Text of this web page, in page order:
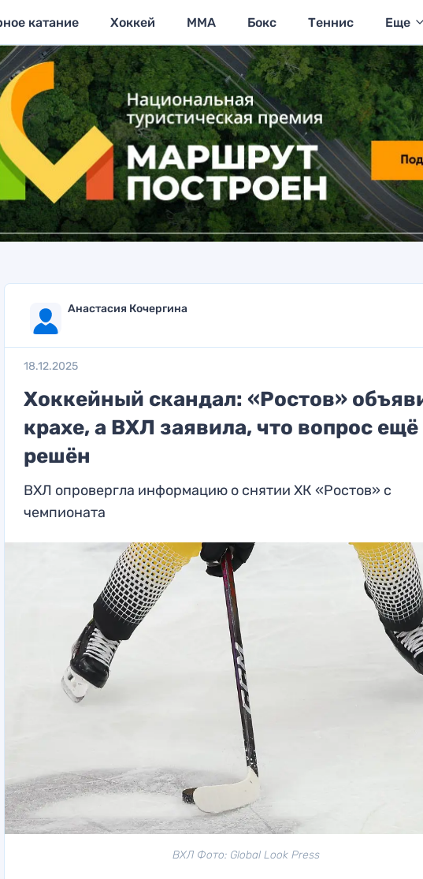
катание Хоккей MMA Бокс Теннис Еще
Анастасия Кочергина
18.12.2025
Хоккейный скандал: «Ростов»
крахе, а ВХЛ заявила, что вопрос ещё
решён
ВХЛ опровергла информацию о снятии ХК «Ростов» с
чемпионата
ВХЛ Фото: Global Look Press